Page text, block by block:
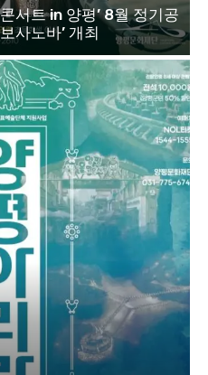
서트 in 양평’ 8월 정기공
사노바’ 개최